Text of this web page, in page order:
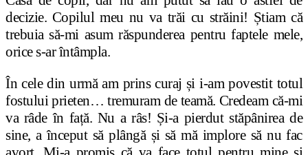
decizie. Copilul meu nu va trăi cu străini! Știam că
trebuia să-mi asum răspunderea pentru faptele mele,
orice s-ar întâmpla.
În cele din urmă am prins curaj și i-am povestit totul
fostului prieten… tremuram de teamă. Credeam că-mi
va râde în față. Nu a râs! Și-a pierdut stăpânirea de
sine, a început să plângă și să mă implore să nu fac